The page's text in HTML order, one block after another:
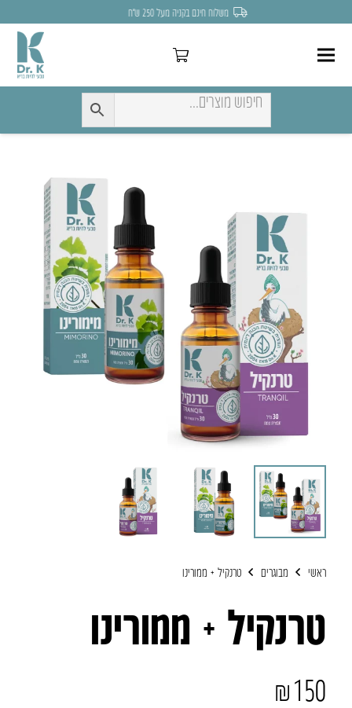
לחצו כאן להנחה של 7% לקניה הראשונה
ראשי מבוגרים טרנקיל + ממורינו
טרנקיל + ממורינו
₪150